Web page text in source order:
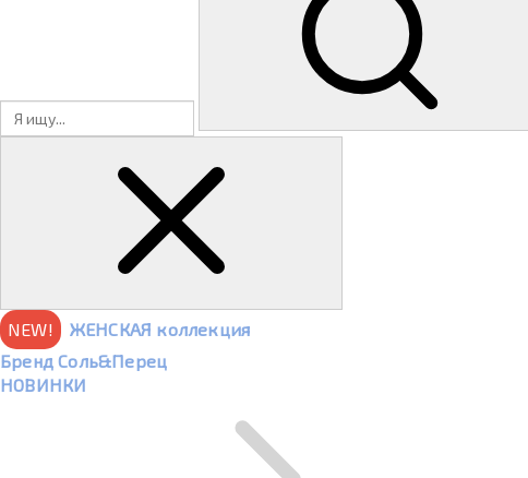
NEW!
ЖЕНСКАЯ коллекция
Бренд Соль&Перец
НОВИНКИ